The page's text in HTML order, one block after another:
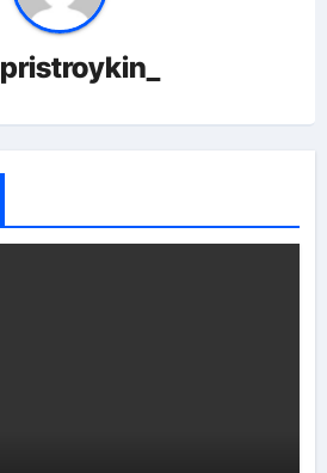
pristroykin_